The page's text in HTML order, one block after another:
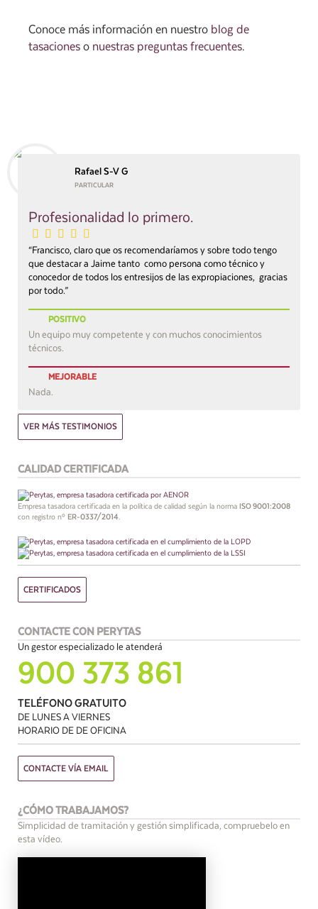
Conoce más información en nuestro blog de
tasacioneso nuestras preguntas frecuentes.
Rafael S-V G
PARTICULAR
Profesionalidad lo primero.
“Francisco, claro que os recomendaríamos y sobre todo tengo
que destacar a Jaime tanto como persona como técnico y
conocedor de todos los entresijos de las expropiaciones, gracias
por todo.”
POSITIVO
Un equipo muy competente y con muchos conocimientos
técnicos.
MEJORABLE
Nada.
VER MÁS TESTIMONIOS
CALIDAD CERTIFICADA
Empresa tasadora certificada en la política de calidad según la norma ISO 9001:2008
con registro nº ER-0337/2014.
CERTIFICADOS
CONTACTE CON PERYTAS
Un gestor especializado le atenderá
900 373 861
TELÉFONO GRATUITO
DE LUNES A VIERNES
HORARIO DE DE OFICINA
CONTACTE VÍA EMAIL
¿CÓMO TRABAJAMOS?
Simplicidad de tramitación y gestión simplificada, compruebelo en
esta vídeo.